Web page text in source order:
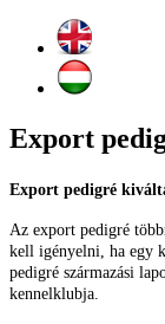
Export
Export pedigré
Az export pedigré
kell igényelni, ha egy
pedigré származási
kennelklubja.